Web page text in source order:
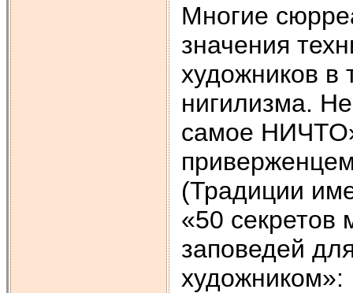
Многие
значения
художников в
нигилизма.
самое
(Традиции
«50 секретов
заповедей
художником»: